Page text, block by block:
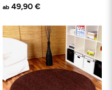
ab 49,90 €